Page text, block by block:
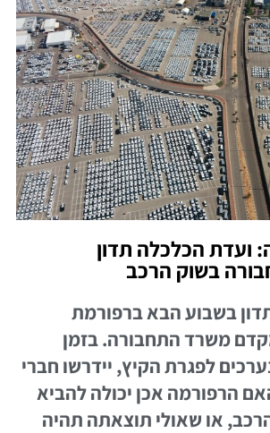
ועדת הכלכלה תדון
בשוק הרכב
בשבוע הבא ברפורמת
משרד התחבורה. בזמן
לפגרת הקיץ, יידרשו חברי
הרפורמה אכן יכולה להביא
או שאולי תוצאתה תהיה